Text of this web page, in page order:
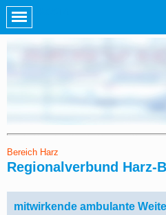
Bereich Harz
Regionalverbund Harz-
mitwirkende ambulante